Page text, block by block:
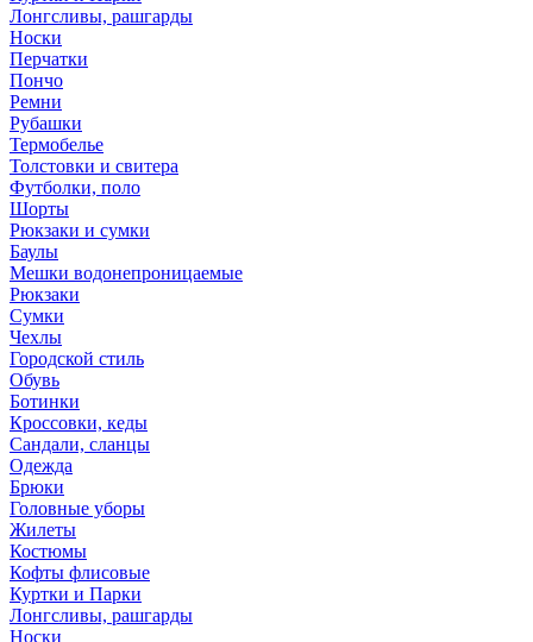
Лонгсливы, рашгарды
Носки
Перчатки
Пончо
Ремни
Рубашки
Термобелье
Толстовки и свитера
Футболки, поло
Шорты
Рюкзаки и сумки
Баулы
Мешки водонепроницаемые
Рюкзаки
Сумки
Чехлы
Городской стиль
Обувь
Ботинки
Кроссовки, кеды
Сандали, сланцы
Одежда
Брюки
Головные уборы
Жилеты
Костюмы
Кофты флисовые
Куртки и Парки
Лонгсливы, рашгарды
Носки